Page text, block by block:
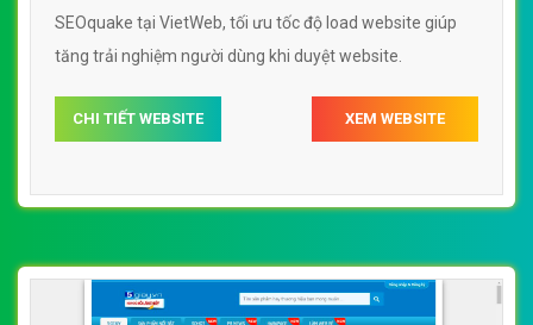
SEOquake tại VietWeb, tối ưu tốc độ load website giúp
tăng trải nghiệm người dùng khi duyệt website.
CHI TIẾT WEBSITE XEM WEBSITE